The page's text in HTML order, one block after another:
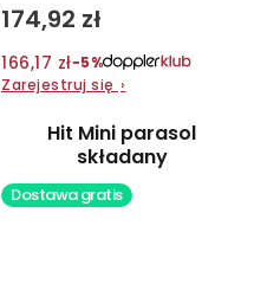
174,92 zł
166,17 zł−5%
Zarejestruj się ›
Hit Mini parasol
składany
Dostawa gratis